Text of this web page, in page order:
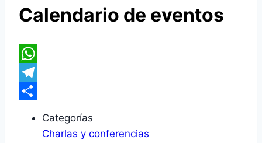
Calendario de eventos
WhatsApp
Telegram
Categorías
Charlas y conferencias